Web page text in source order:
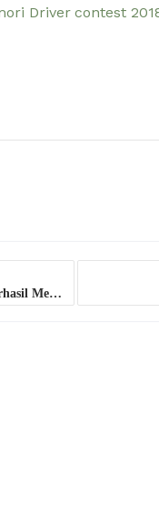
Driver contest
7 Juli 2018 Event Skill Kontes ADM, Anggit Berhasil Merebut Juara